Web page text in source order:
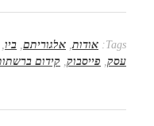
Tags: אודות, אלגוריתם, ביו,
עסק, פייסבוק, קידום